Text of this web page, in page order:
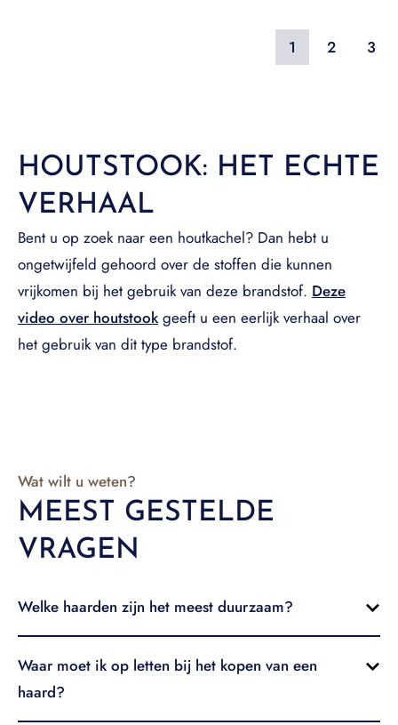
1 2 3
HOUTSTOOK: HET ECHTE
VERHAAL
Bent u op zoek naar een houtkachel? Dan hebt u
ongetwijfeld gehoord over de stoffen die kunnen
vrijkomen bij het gebruik van deze brandstof. Deze
video over houtstook geeft u een eerlijk verhaal over
het gebruik van dit type brandstof.
Wat wilt u weten?
MEEST GESTELDE
VRAGEN
Welke haarden zijn het meest duurzaam?
Waar moet ik op letten bij het kopen van een
haard?